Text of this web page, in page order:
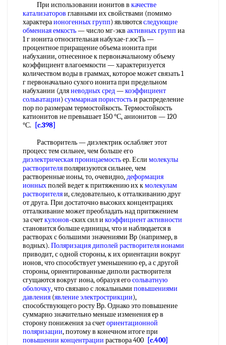
При использовании ионитов в качестве
катализаторов главными их свойствами (помимо
характераионогенных групп) являютсяследующие
обменная емкость— число мг-экв активных групп иа
1 г ионита относительная набухае-г.юсТь —
процентное приращение объема ионита при
набухании, отнесенное к первоначальному объему
коэффициент влагоемкости — характеризуется
количеством воды в граммах, которое может связать 1
г первоначально сухого ионита при предельном
набухании (дляневодных сред—коэффициент
сольватации) суммарная пористостьи распределение
пор по размерам термостойкость. Термостойкость
катионитов не превышает 150 °С, анионитов — 120
°С.
[c.398]
Растворитель — диэлектрик ослабляет этот
процесс тем сильнее, чем больше его
диэлектрическая проницаемостьер. Если молекулы
растворителяполяризуются сильнее, чем
растворенные ионы, то, очевидно,деформация
ионныхполей ведет к притяжению их кмолекулам
растворителяи, следовательно, к отталкиванию друг
от друга. При достаточно высоких концентрациях
отталкивание может преобладать над притяжением
за счеткулонов-ских сил и коэффициент активности
становится больше единицы, что и наблюдается в
растворах с большими значениями Вр (например, в
водных). Поляризация диполей растворителя ионами
приводит, с одной стороны, к их ориентации вокруг
ионов, что способствует уменьшению ер, а с другой
стороны, ориентированные диполи растворителя
сгущаются вокруг иона, образуя егосольватную
оболочку, что связано с локальными повышениями
давления (явление электрострикции),
способствующего росту Вр. Однако это повышение
суммарно значительно меньше изменения ер в
сторону понижения за счеториентационной
поляризации, поэтому в конечном итоге при
повышении концентрации раствора 400 [c.400]